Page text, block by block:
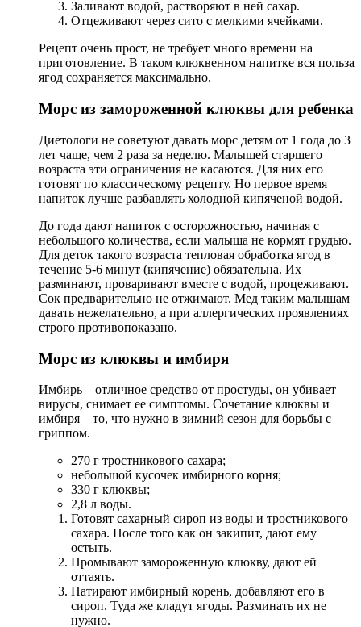
Заливают водой, растворяют в ней сахар.
Отцеживают через сито с мелкими ячейками.
Рецепт очень прост, не требует много времени на
приготовление. В таком клюквенном напитке вся польза
ягод сохраняется максимально.
Морс из замороженной клюквы для ребенка
Диетологи не советуют давать морс детям от 1 года до 3
лет чаще, чем 2 раза за неделю. Малышей старшего
возраста эти ограничения не касаются. Для них его
готовят по классическому рецепту. Но первое время
напиток лучше разбавлять холодной кипяченой водой.
До года дают напиток с осторожностью, начиная с
небольшого количества, если малыша не кормят грудью.
Для деток такого возраста тепловая обработка ягод в
течение 5-6 минут (кипячение) обязательна. Их
разминают, проваривают вместе с водой, процеживают.
Сок предварительно не отжимают. Мед таким малышам
давать нежелательно, а при аллергических проявлениях
строго противопоказано.
Морс из клюквы и имбиря
Имбирь – отличное средство от простуды, он убивает
вирусы, снимает ее симптомы. Сочетание клюквы и
имбиря – то, что нужно в зимний сезон для борьбы с
гриппом.
270 г тростникового сахара;
небольшой кусочек имбирного корня;
330 г клюквы;
2,8 л воды.
Готовят сахарный сироп из воды и тростникового
сахара. После того как он закипит, дают ему
остыть.
Промывают замороженную клюкву, дают ей
оттаять.
Натирают имбирный корень, добавляют его в
сироп. Туда же кладут ягоды. Разминать их не
нужно.